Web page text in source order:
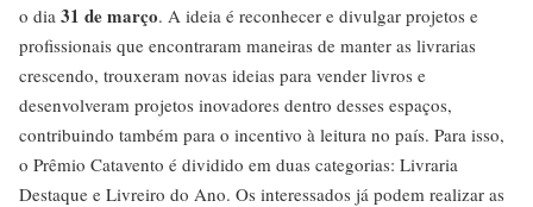
o dia 31 de março. A ideia é reconhecer e divulgar projetos e
profissionais que encontraram maneiras de manter as livrarias
crescendo, trouxeram novas ideias para vender livros e
desenvolveram projetos inovadores dentro desses espaços,
contribuindo também para o incentivo à leitura no país. Para isso,
o Prêmio Catavento é dividido em duas categorias: Livraria
Destaque e Livreiro do Ano. Os interessados já podem realizar as